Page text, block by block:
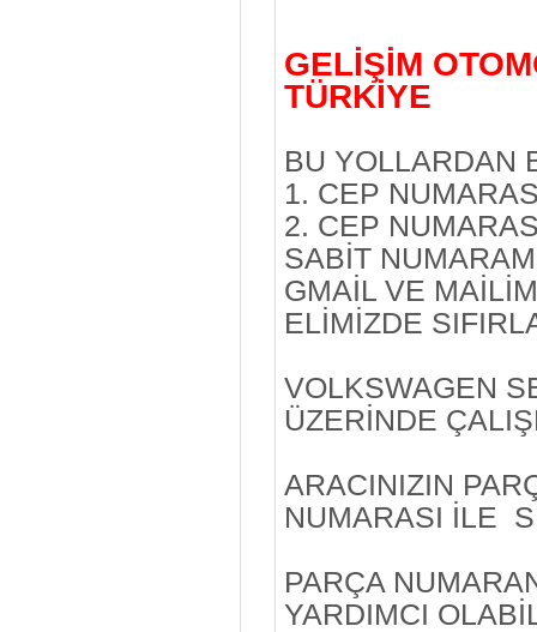
GELİŞİM
TÜRKİYE
BU YOLLARDAN
1. CEP
2. CEP
SABİT
GMAİL VE
ELİMİZDE
VOLKSWAGEN
ÜZERİNDE
ARACINIZIN
NUMARASI İLE
PARÇA
YARDIMCI